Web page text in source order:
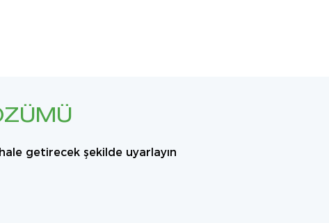
getirecek şekilde uyarlayın